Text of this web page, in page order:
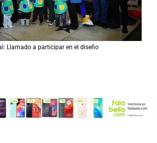
Llamado a participar en el diseño